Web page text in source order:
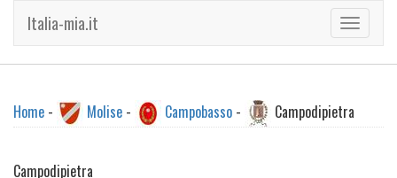
Toggle
Italia-mia.it
Home - Molise - Campobasso - Campodipietra
Campodipietra